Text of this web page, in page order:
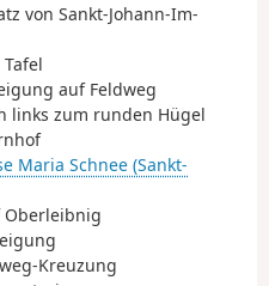
von Sankt-Johann-Im-
auf Feldweg
links zum runden Hügel
Maria Schnee (Sankt-
Oberleibnig
Kreuzung